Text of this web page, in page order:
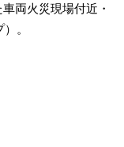
両火災現場付近・
。